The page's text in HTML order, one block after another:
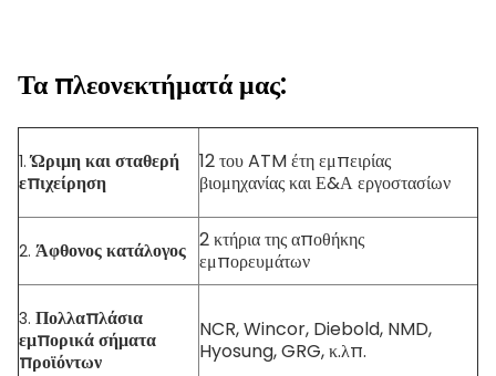
Τα πλεονεκτήματά μας:
1.Ώριμη και σταθερή
επιχείρηση
12 του ATM έτη εμπειρίας
βιομηχανίας και Ε&Α εργοστασίων
2. Άφθονος κατάλογος 2 κτήρια της αποθήκης
εμπορευμάτων
3. Πολλαπλάσια
εμπορικά σήματα
προϊόντων
NCR, Wincor, Diebold, NMD,
Hyosung, GRG, κ.λπ.